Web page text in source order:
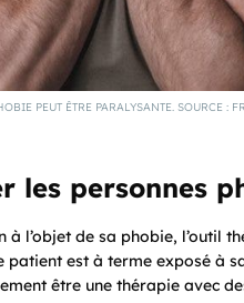
PEUT ÊTRE PARALYSANTE. SOURCE :
les personnes
à l’objet de sa phobie, l’outil
est à terme exposé à
être une thérapie avec